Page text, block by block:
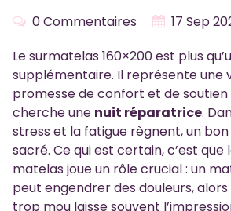
0 Commentaires
17 Sep
Le surmatelas 160×200 est plus
supplémentaire. Il représente une
promesse de confort et de
cherche une nuit réparatrice.
stress et la fatigue règnent, un
sacré. Ce qui est certain, c’est que
matelas joue un rôle crucial : un
peut engendrer des douleurs, alors
trop mou laisse souvent